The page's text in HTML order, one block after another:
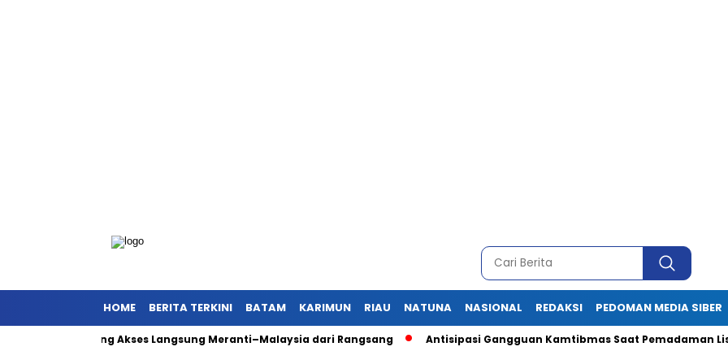
HOME BERITA TERKINI BATAM KARIMUN RIAU NATUNA NASIONAL REDAKSI PEDOMAN MEDIA SIBER
Dorong Akses Langsung Meranti–Malaysia dari Rangsang Antisipasi Gangguan Kamtibmas Saat Pemadaman Listrik, Ini